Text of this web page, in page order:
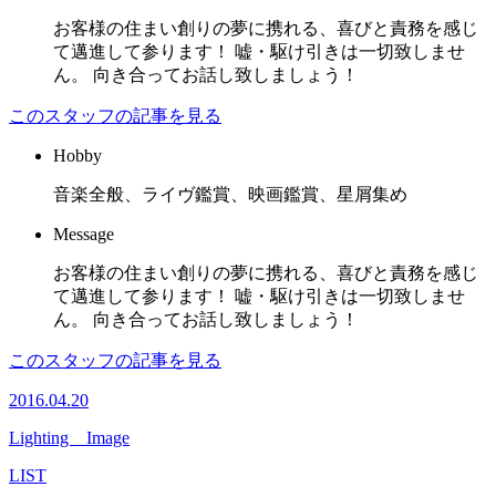
お客様の住まい創りの夢に携れる、喜びと責務を感じ
て邁進して参ります！ 嘘・駆け引きは一切致しませ
ん。 向き合ってお話し致しましょう！
このスタッフの記事を見る
Hobby
音楽全般、ライヴ鑑賞、映画鑑賞、星屑集め
Message
お客様の住まい創りの夢に携れる、喜びと責務を感じ
て邁進して参ります！ 嘘・駆け引きは一切致しませ
ん。 向き合ってお話し致しましょう！
このスタッフの記事を見る
2016.04.20
Lighting Image
LIST